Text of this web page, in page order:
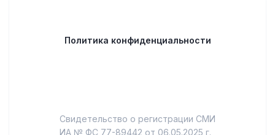
Политика конфиденциальности
Свидетельство о регистрации СМИ
ИА № ФС 77-89442 от 06.05.2025 г.